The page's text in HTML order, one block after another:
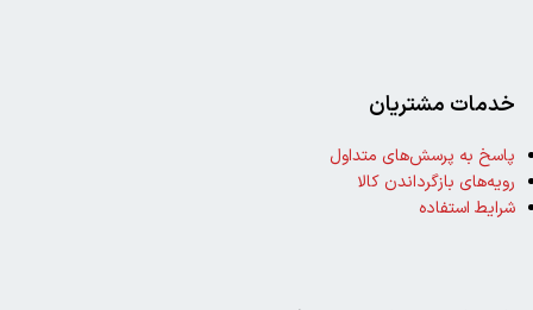
خدمات مشتریان
پاسخ به پرسش‌های متداول
رویه‌های بازگرداندن کالا
شرایط استفاده